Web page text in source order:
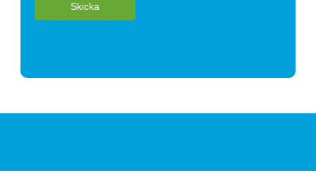
Skicka